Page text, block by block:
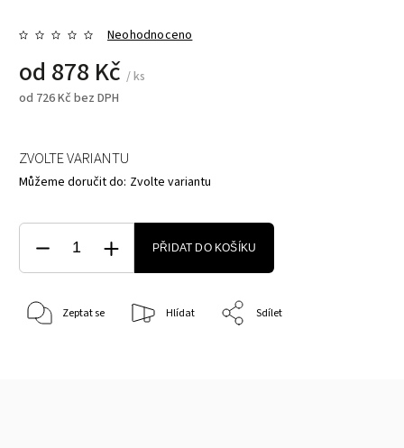
Neohodnoceno
od 878 Kč / ks
od 726 Kč bez DPH
ZVOLTE VARIANTU
Můžeme doručit do: Zvolte variantu
PŘIDAT DO KOŠÍKU
Zeptat se Hlídat Sdílet